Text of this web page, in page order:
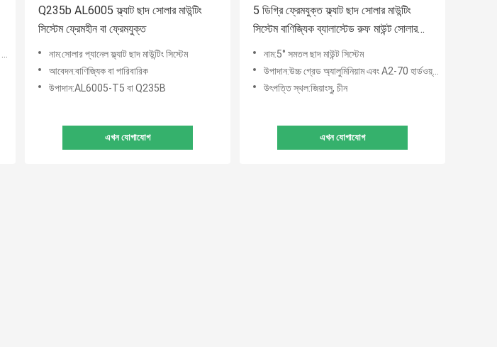
Q235b AL6005 ফ্ল্যাট ছাদ সোলার মাউন্টিং
সিস্টেম ফ্রেমহীন বা ফ্রেমযুক্ত
নাম:সোলার প্যানেল ফ্ল্যাট ছাদ মাউন্টিং সিস্টেম
আবেদন:বাণিজ্যিক বা পারিবারিক
উপাদান:AL6005-T5 বা Q235B
এখন যোগাযোগ
5 ডিগ্রি ফ্রেমযুক্ত ফ্ল্যাট ছাদ সোলার মাউন্টিং
সিস্টেম বাণিজ্যিক ব্যালাস্টেড রুফ মাউন্ট সোলার
নাম:5° সমতল ছাদ মাউন্ট সিস্টেম
উপাদান:উচ্চ গ্রেড অ্যালুমিনিয়াম এবং A2-70 হার্ডওয়্যার
উৎপত্তি স্থল:জিয়াংসু, চীন
এখন যোগাযোগ